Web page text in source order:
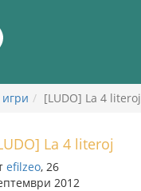
[LUDO] La 4 literoj
La 4 literoj
efilzeo, 26
2012